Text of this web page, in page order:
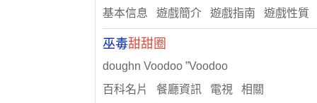
基本信息 遊戲簡介 遊戲指南 遊戲性質
巫毒甜甜圈
doughn Voodoo ”Voodoo
百科名片 餐廳資訊 電視 相關